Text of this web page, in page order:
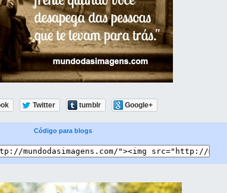
Twitter tumblr Google+
Código para blogs